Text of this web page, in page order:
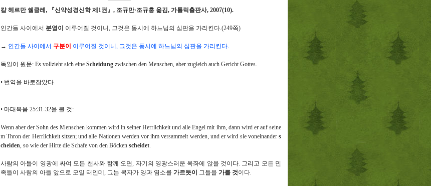
칼 헤르만 쉘클레 , 『신약성경신학 제 1권』 , 조규만·조규홍 옮김, 가톨릭출판사, 2007(10).
인간들 사이에서 분열이 이루어질 것이니 , 그것은 동시에 하느님의 심판을 가리킨다.(249쪽)
→ 인간들 사이에서 구분이 이루어질 것이니 , 그것은 동시에 하느님의 심판을 가리킨다.
독일어 원문: Es vollzieht sich eine Scheidung zwischen den Menschen, aber zugleich auch Gericht Gottes.
• 번역을 바로잡았다.
• 마태복음 25:31-32을 볼 것:
Wenn aber der Sohn des Menschen kommen wird in seiner Herrlichkeit und alle Engel mit ihm, dann wird er auf seine
m Thron der Herrlichkeit sitzen; und alle Nationen werden vor ihm versammelt werden, und er wird sie voneinander s
cheiden, so wie der Hirte die Schafe von den Böcken scheidet.
사람의 아들이 영광에 싸여 모든 천사와 함께 오면, 자기의 영광스러운 옥좌에 앉을 것이다. 그리고 모든 민
족들이 사람의 아들 앞으로 모일 터인데 , 그는 목자가 양과 염소를 가르듯이 그들을 가를 것이다.